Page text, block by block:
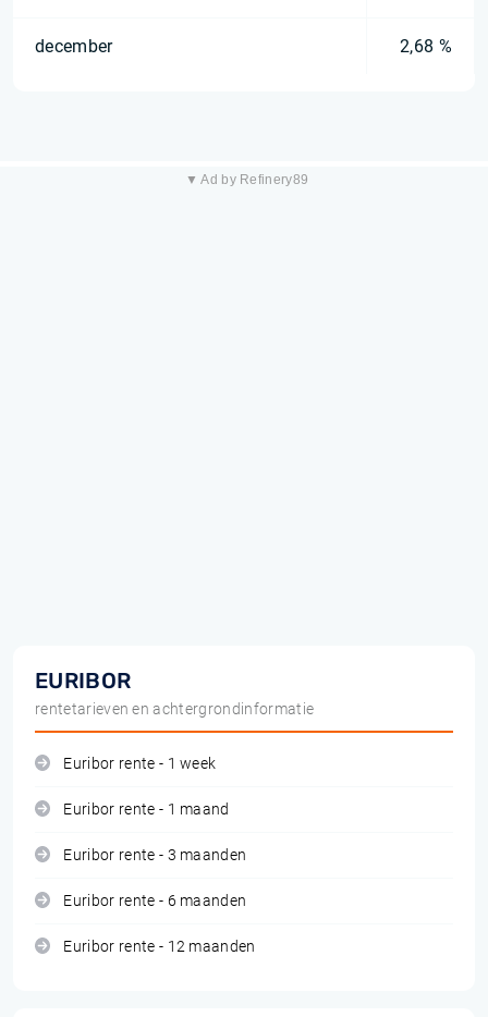
december 2,68 %
▼ Ad by Refinery89
EURIBOR
rentetarieven en achtergrondinformatie
Euribor rente - 1 week
Euribor rente - 1 maand
Euribor rente - 3 maanden
Euribor rente - 6 maanden
Euribor rente - 12 maanden